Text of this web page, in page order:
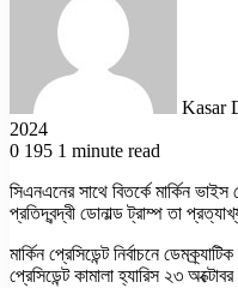
Kasar
2024
0 195 1 minute read
সিএনএনের সাথে বিতর্কে মার্কিন
প্রতিদ্বন্দ্বী ডোনাল্ড ট্রাম্প তা
মার্কিন প্রেসিডেন্ট নির্বাচনে
প্রেসিডেন্ট কামালা হ্যারিস ২৩